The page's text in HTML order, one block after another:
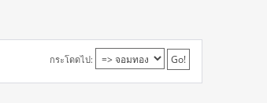
กระโดดไป: